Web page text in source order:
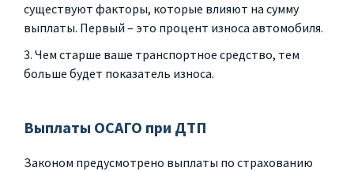
существуют факторы, которые влияют на сумму
выплаты. Первый – это процент износа автомобиля.
Чем старше ваше транспортное средство, тем
больше будет показатель износа.
Выплаты ОСАГО при ДТП
Законом предусмотрено выплаты по страхованию